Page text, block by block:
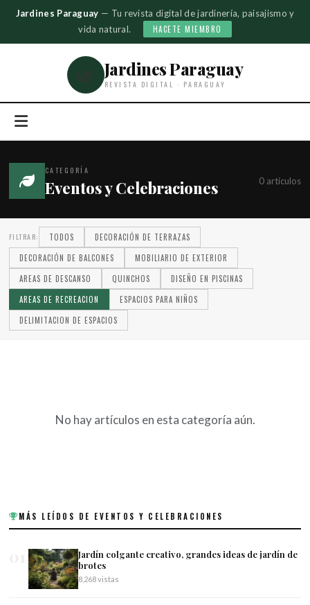
Jardines Paraguay — Tu revista digital de jardinería, paisajismo y
vida natural.
HACETE MIEMBRO
🌿 Jardines Paraguay
REVISTA DIGITAL · PARAGUAY
CATEGORÍA
Eventos y Celebraciones 0 artículos
FILTRAR: TODOS
DECORACIÓN DE TERRAZAS
DECORACIÓN DE BALCONES
MOBILIARIO DE EXTERIOR
AREAS DE DESCANSO
QUINCHOS
DISEÑO EN PISCINAS
AREAS DE RECREACION
ESPACIOS PARA NIÑOS
DELIMITACION DE ESPACIOS
No hay artículos en esta categoría aún.
MÁS LEÍDOS DE EVENTOS Y CELEBRACIONES
Jardín colgante creativo, grandes ideas de jardín de
brotes
8,268 vistas